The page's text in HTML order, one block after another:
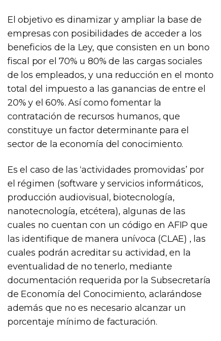
El objetivo es dinamizar y ampliar la base de
empresas con posibilidades de acceder a los
beneficios de la Ley, que consisten en un bono
fiscal por el 70% u 80% de las cargas sociales
de los empleados, y una reducción en el monto
total del impuesto a las ganancias de entre el
20% y el 60%. Así como fomentar la
contratación de recursos humanos, que
constituye un factor determinante para el
sector de la economía del conocimiento.
Es el caso de las ‘actividades promovidas’ por
el régimen (software y servicios informáticos,
producción audiovisual, biotecnología,
nanotecnología, etcétera), algunas de las
cuales no cuentan con un código en AFIP que
las identifique de manera unívoca (CLAE) , las
cuales podrán acreditar su actividad, en la
eventualidad de no tenerlo, mediante
documentación requerida por la Subsecretaría
de Economía del Conocimiento, aclarándose
además que no es necesario alcanzar un
porcentaje mínimo de facturación.